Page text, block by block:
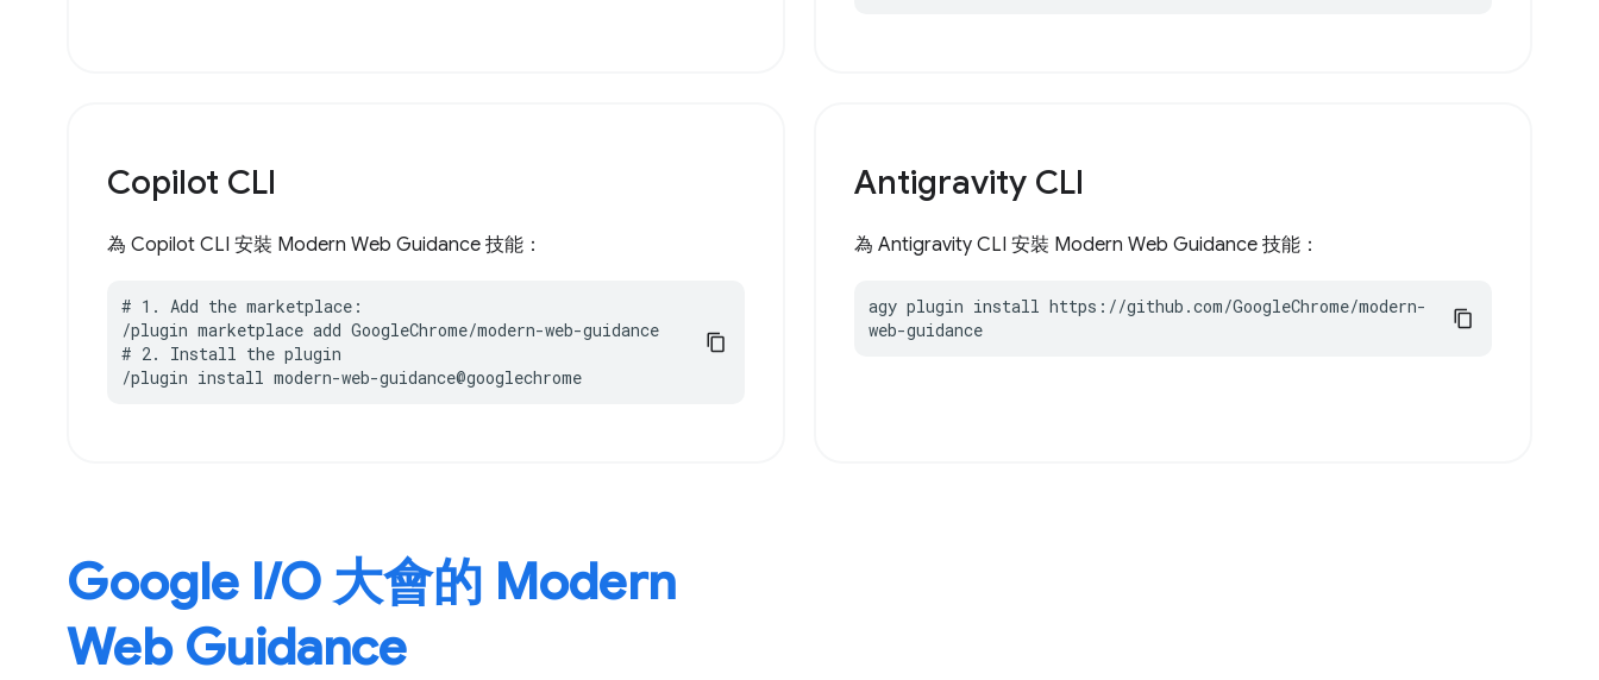
Copilot CLI
為 Copilot CLI 安裝 Modern Web Guidance 技能：
# 1. Add the marketplace:
/plugin marketplace add GoogleChrome/modern-web-guidance
# 2. Install the plugin
/plugin install modern-web-guidance@googlechrome
Antigravity CLI
為 Antigravity CLI 安裝 Modern Web Guidance 技能：
agy plugin install https://github.com/GoogleChrome/modern-
web-guidance
Google I/O 大會的 Modern
Web Guidance